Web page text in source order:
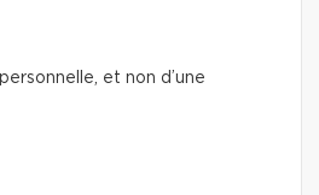
et non d’une